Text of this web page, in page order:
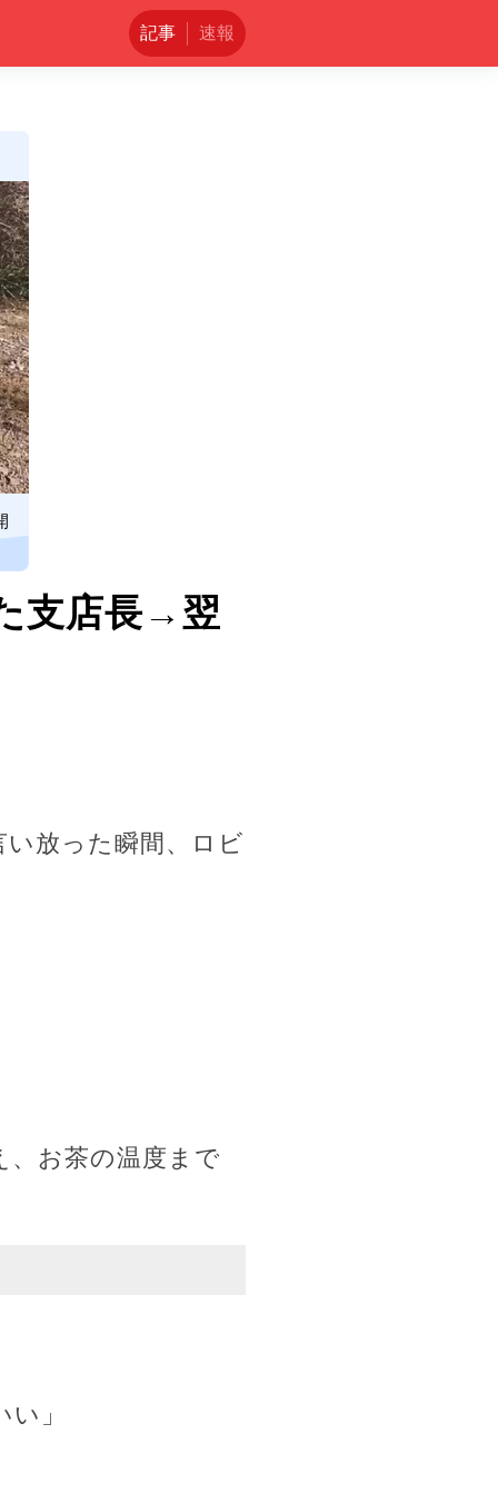
記事 速報
支店長→翌
放った瞬間、ロビ
、お茶の温度まで
」